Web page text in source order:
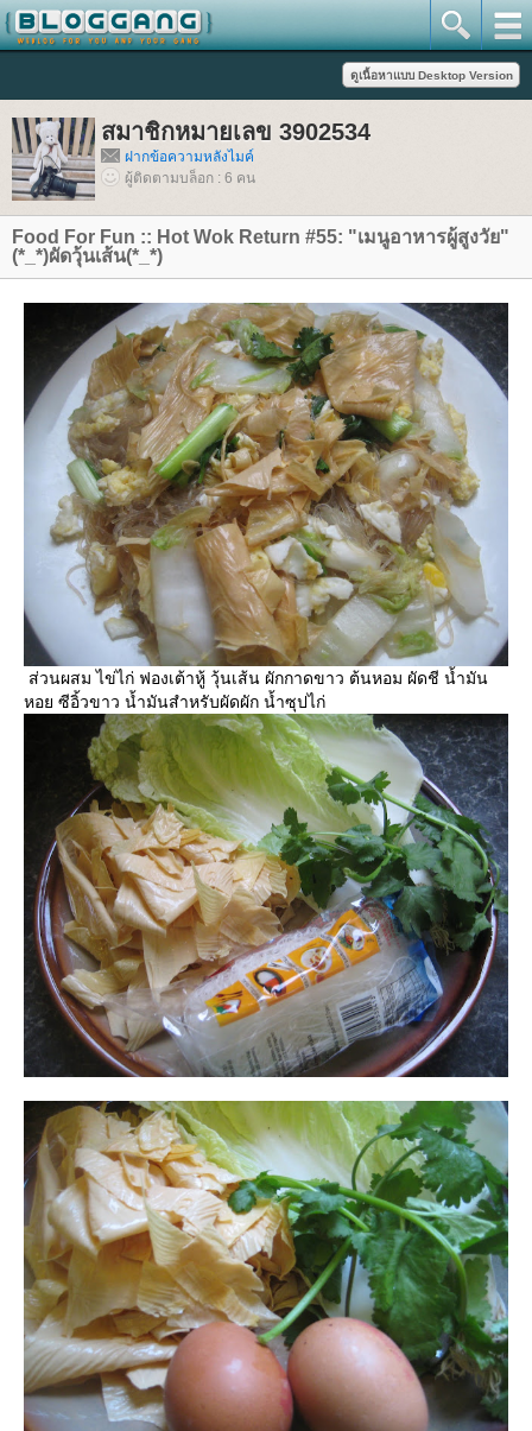
สมาชิกหมายเลข 3902534
ฝากข้อความหลังไมค์
ผู้ติดตามบล็อก : 6 คน
Food For Fun :: Hot Wok Return #55: "เมนูอาหารผู้สูงวัย"
(*_*)ผัดวุ้นเส้น(*_*)
ส่วนผสม ไข่ไก่ ฟองเต้าหู้ วุ้นเส้น ผักกาดขาว ต้นหอม ผัดชี น้ำมัน
หอย ซีอิ้วขาว น้ำมันสำหรับผัดผัก น้ำซุปไก่